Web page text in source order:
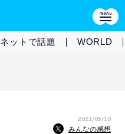
ネットで話題 WORLD
2022/05/10
みんなの感想